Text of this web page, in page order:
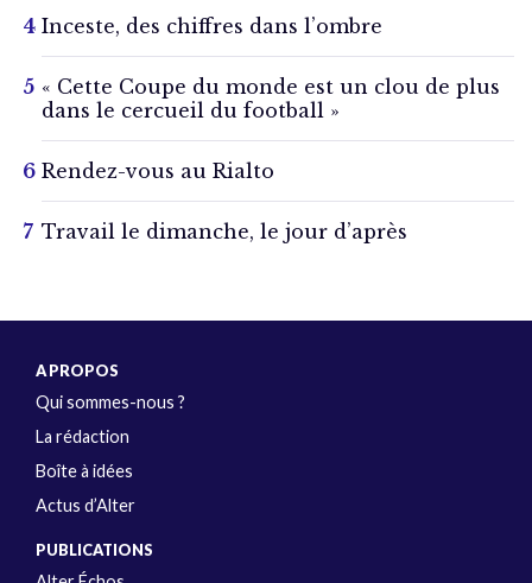
Inceste, des chiffres dans l’ombre
« Cette Coupe du monde est un clou de plus
dans le cercueil du football »
Rendez-vous au Rialto
Travail le dimanche, le jour d’après
A PROPOS
Qui sommes-nous ?
La rédaction
Boîte à idées
Actus d’Alter
PUBLICATIONS